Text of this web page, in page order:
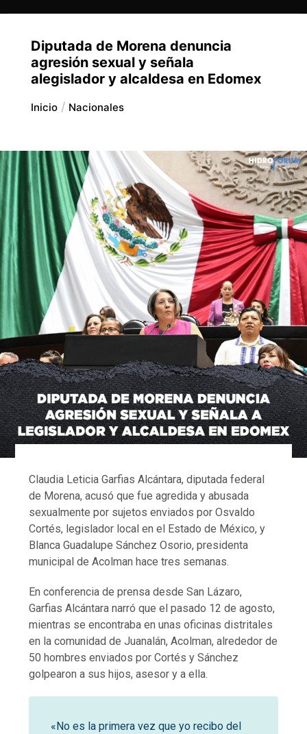
Diputada de Morena denuncia
agresión sexual y señala
alegislador y alcaldesa en Edomex
Inicio Nacionales
Claudia Leticia Garfias Alcántara, diputada federal
de Morena, acusó que fue agredida y abusada
sexualmente por sujetos enviados por Osvaldo
Cortés, legislador local en el Estado de México, y
Blanca Guadalupe Sánchez Osorio, presidenta
municipal de Acolman hace tres semanas.
En conferencia de prensa desde San Lázaro,
Garfias Alcántara narró que el pasado 12 de agosto,
mientras se encontraba en unas oficinas distritales
en la comunidad de Juanalán, Acolman, alrededor de
50 hombres enviados por Cortés y Sánchez
golpearon a sus hijos, asesor y a ella.
«No es la primera vez que yo recibo del